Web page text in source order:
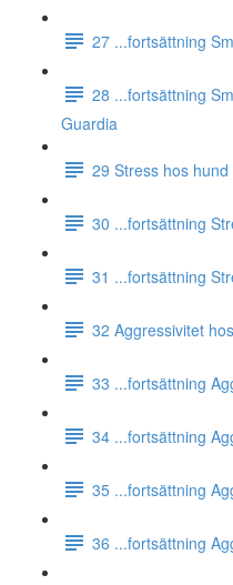
27 ...fortsättning
28 ...fortsättning
Guardia
29 Stress hos hund
30 ...fortsättning
31 ...fortsättning
32 Aggressivitet
33 ...fortsättning
34 ...fortsättning
35 ...fortsättning
36 ...fortsättning